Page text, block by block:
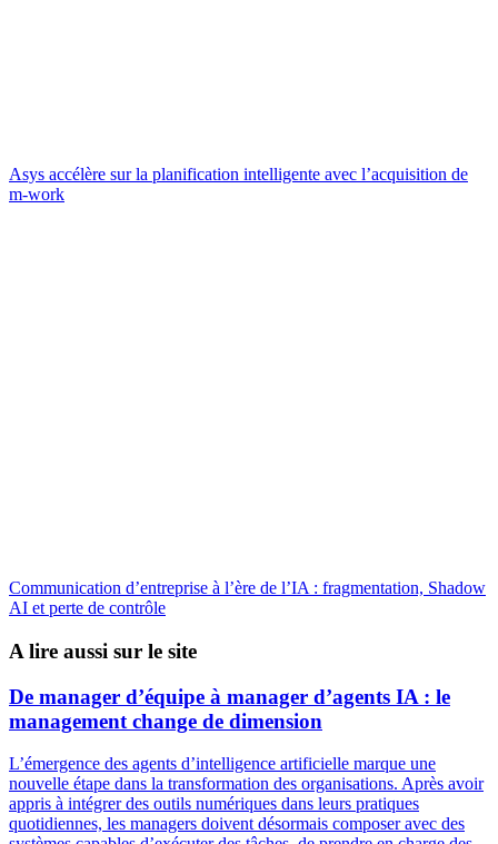
Asys accélère sur la planification intelligente avec l’acquisition de
m-work
Communication d’entreprise à l’ère de l’IA : fragmentation, Shadow
AI et perte de contrôle
A lire aussi sur le site
De manager d’équipe à manager d’agents IA : le
management change de dimension
L’émergence des agents d’intelligence artificielle marque une
nouvelle étape dans la transformation des organisations. Après avoir
appris à intégrer des outils numériques dans leurs pratiques
quotidiennes, les managers doivent désormais composer avec des